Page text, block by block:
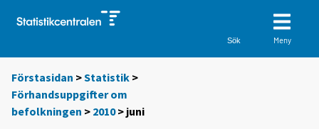
Sök Meny
Förstasidan >Statistik >
Förhandsuppgifter om
befolkningen > 2010> juni